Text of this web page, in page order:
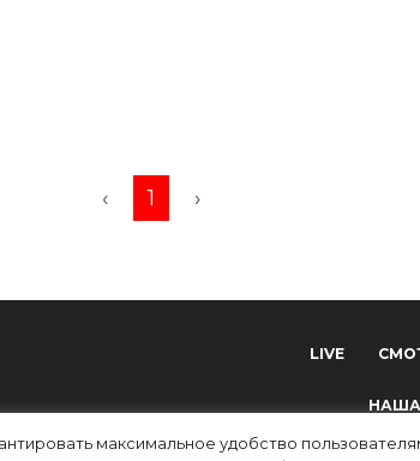
максимальное удобство
‹ 1 ›
LIVE